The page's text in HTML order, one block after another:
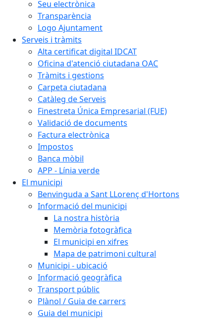
Seu electrònica
Transparència
Logo Ajuntament
Serveis i tràmits
Alta certificat digital IDCAT
Oficina d'atenció ciutadana OAC
Tràmits i gestions
Carpeta ciutadana
Catàleg de Serveis
Finestreta Única Empresarial (FUE)
Validació de documents
Factura electrònica
Impostos
Banca mòbil
APP - Línia verde
El municipi
Benvinguda a Sant LLorenç d'Hortons
Informació del municipi
La nostra història
Memòria fotogràfica
El municipi en xifres
Mapa de patrimoni cultural
Municipi - ubicació
Informació geogràfica
Transport públic
Plànol / Guia de carrers
Guia del municipi